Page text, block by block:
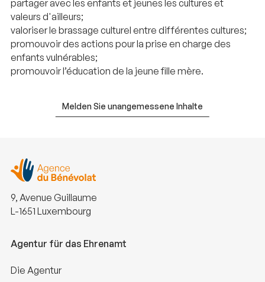
partager avec les enfants et jeunes les cultures et
valeurs d'ailleurs;
valoriser le brassage culturel entre différentes cultures;
promouvoir des actions pour la prise en charge des
enfants vulnérables;
promouvoir l’éducation de la jeune fille mère.
Melden Sie unangemessene Inhalte
9, Avenue Guillaume
L-1651 Luxembourg
Agentur für das Ehrenamt
Die Agentur